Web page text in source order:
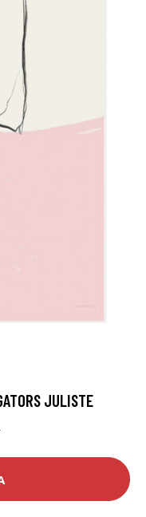
JULISTE